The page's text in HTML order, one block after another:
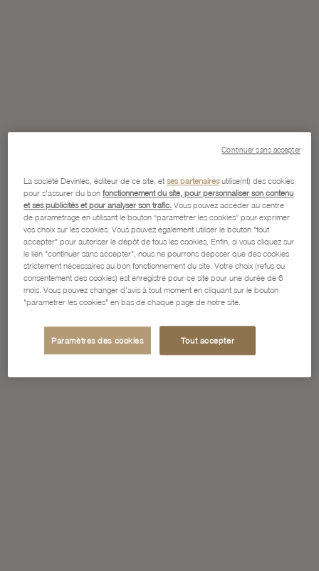
La société Devinlec, éditeur de ce site, etses partenairesutilise(nt) des cookies
pour s'assurer du bonfonctionnement du site, pour personnaliser son contenu
et ses publicités et pour analyser son trafic. Vous pouvez accéder au centre
de paramétrage en utilisant le bouton “paramétrer les cookies” pour exprimer
vos choix sur les cookies. Vous pouvez également utiliser le bouton "tout
accepter" pour autoriser le dépôt de tous les cookies. Enfin, si vous cliquez sur
le lien "continuer sans accepter", nous ne pourrons déposer que des cookies
strictement nécessaires au bon fonctionnement du site. Votre choix (refus ou
consentement des cookies) est enregistré pour ce site pour une durée de 6
mois. Vous pouvez changer d'avis à tout moment en cliquant sur le bouton
"paramétrer les cookies" en bas de chaque page de notre site.
Paramètres des cookies Tout accepter
Continuer sans accepter